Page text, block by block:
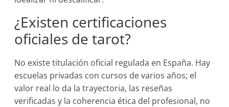
¿Existen certificaciones
oficiales de tarot?
No existe titulación oficial regulada en España. Hay
escuelas privadas con cursos de varios años; el
valor real lo da la trayectoria, las reseñas
verificadas y la coherencia ética del profesional, no